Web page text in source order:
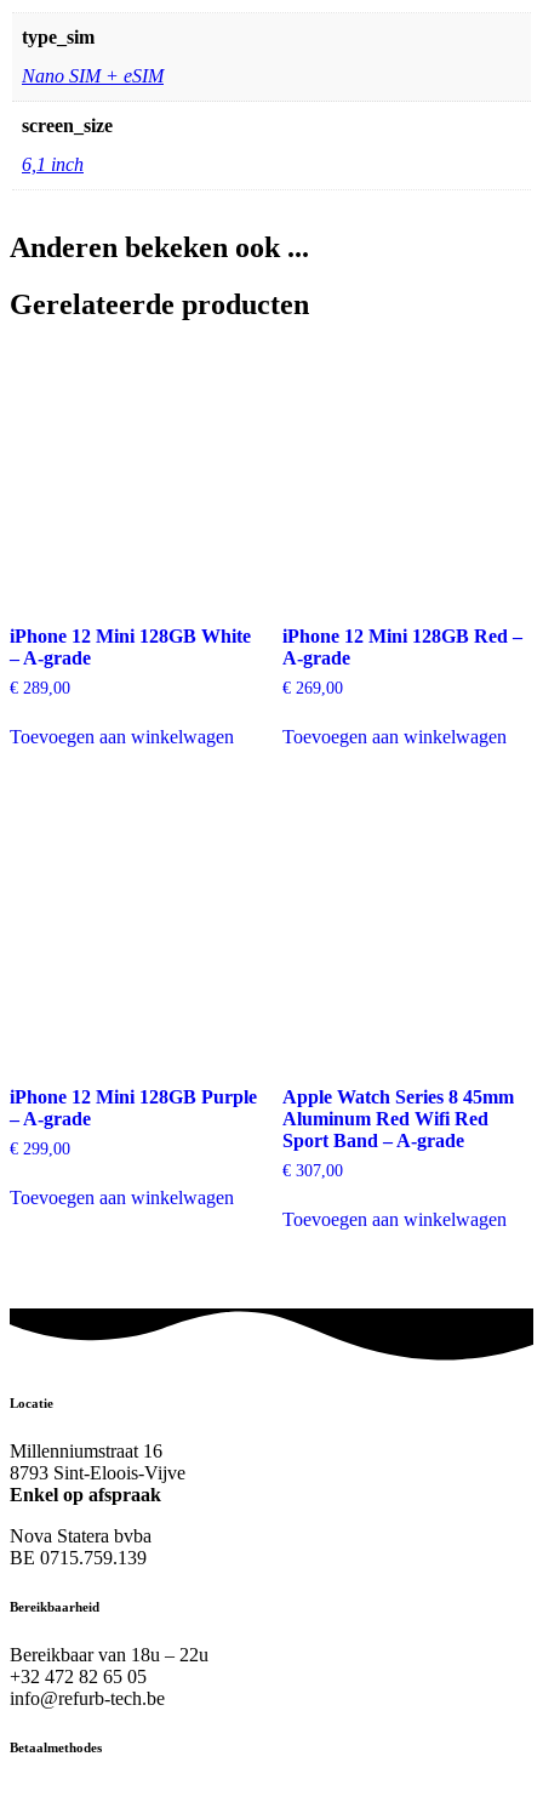
type_sim
Nano SIM + eSIM
screen_size
6,1 inch
Anderen bekeken ook ...
Gerelateerde producten
iPhone 12 Mini 128GB White
– A-grade
€ 289,00
Toevoegen aan winkelwagen
iPhone 12 Mini 128GB Red –
A-grade
€269,00
Toevoegen aan winkelwagen
iPhone 12 Mini 128GB Purple
– A-grade
€ 299,00
Toevoegen aan winkelwagen
Apple Watch Series 8 45mm
Aluminum Red Wifi Red
Sport Band – A-grade
€307,00
Toevoegen aan winkelwagen
Locatie
Millenniumstraat 16
8793 Sint-Eloois-Vijve
Enkel op afspraak
Nova Statera bvba
BE 0715.759.139
Bereikbaarheid
Bereikbaar van 18u – 22u
+32 472 82 65 05
info@refurb-tech.be
Betaalmethodes